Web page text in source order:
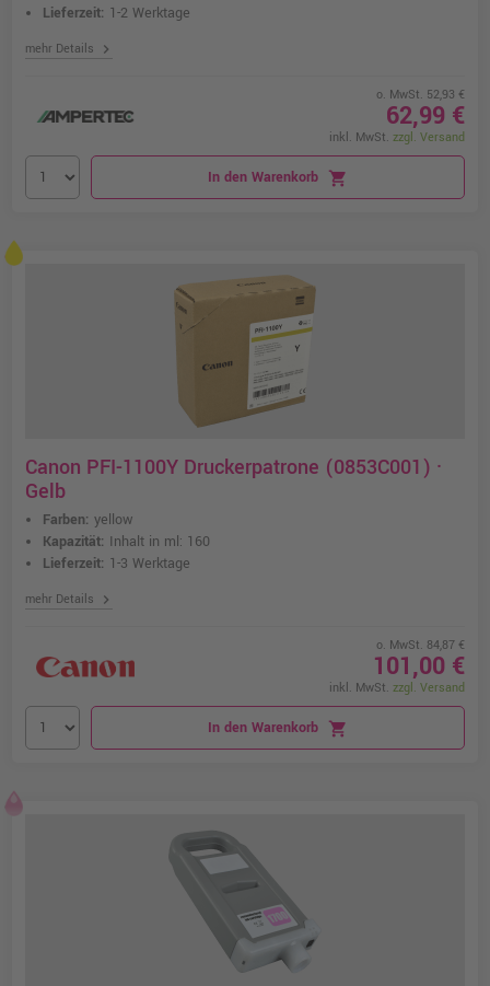
Lieferzeit: 1-2 Werktage
mehr Details chevron_right
o. MwSt. 52,93 €
62,99 €
inkl. MwSt. zzgl. Versand
In den Warenkorb shopping_cart
Canon PFI-1100Y Druckerpatrone (0853C001) ·
Gelb
Farben: yellow
Kapazität: Inhalt in ml: 160
Lieferzeit: 1-3 Werktage
mehr Details chevron_right
o. MwSt. 84,87 €
101,00 €
inkl. MwSt. zzgl. Versand
In den Warenkorb shopping_cart